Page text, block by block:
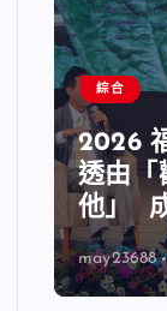
綜合
2026
透由「
他」
may23688